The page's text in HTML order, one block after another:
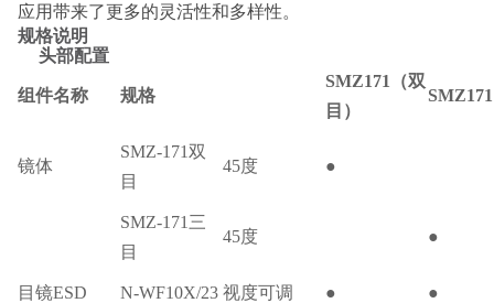
应用带来了更多的灵活性和多样性。
规格说明
头部配置
组件名称 规格
SMZ171（双
目）
镜体
SMZ-171双
目
45度 ●
SMZ-171三
目
45度 ●
目镜ESD N-WF10X/23 视度可调 ● ●